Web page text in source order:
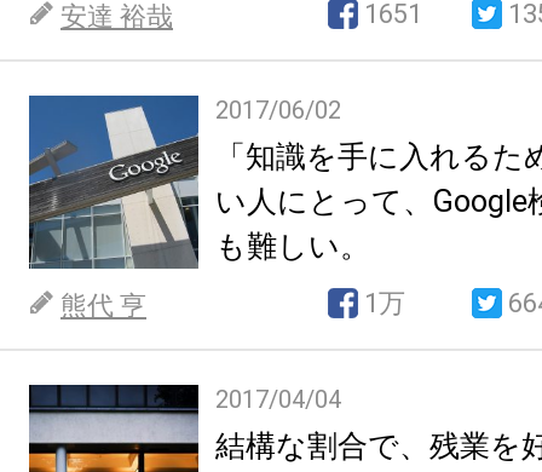
安達 裕哉 1651
2017/06/02
「知識を手に入れる
い人にとって、
も難しい。
熊代 亨 1万
2017/04/04
結構な割合で、残業を